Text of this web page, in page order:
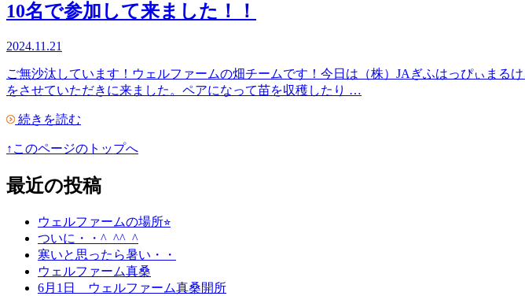
10名で参加して来ました！！
2024.11.21
ご無沙汰しています！ウェルファームの畑チームです！今日は（株）JAぎふはっぴぃま
をさせていただきに来ました。ペアになって苗を収穫したり …
続きを読む
↑このページのトップへ
最近の投稿
ウェルファームの場所⭐︎
ついに・・^_^^_^
寒いと思ったら暑い・・
ウェルファーム真桑
6月1日 ウェルファーム真桑開所